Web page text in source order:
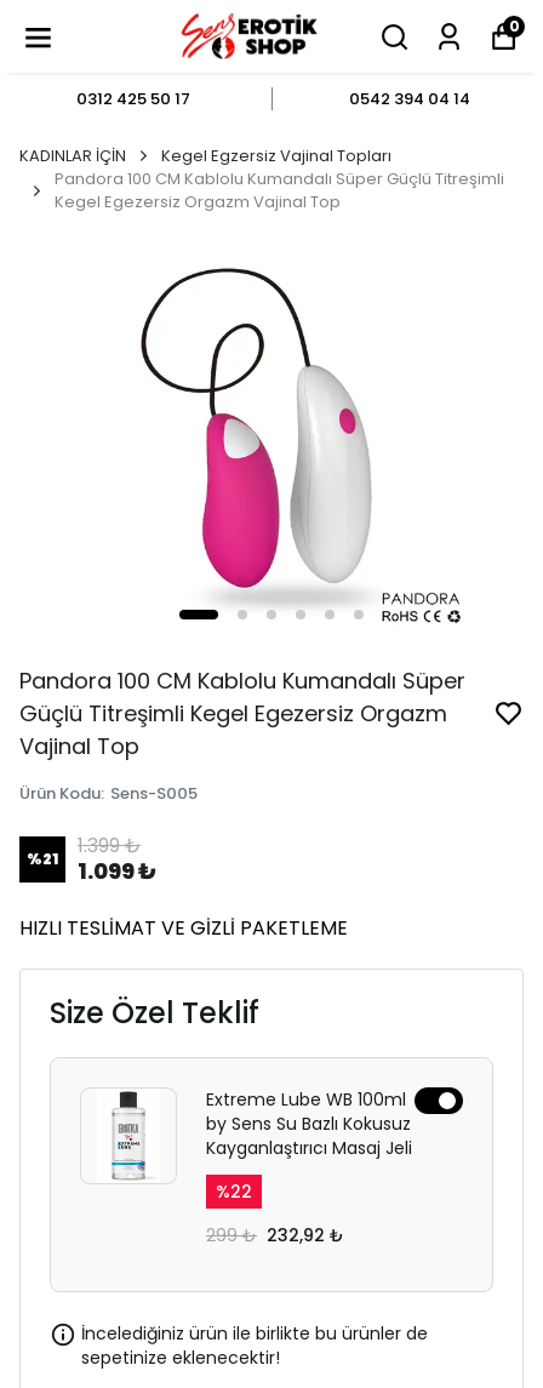
0
0312 425 50 17 0542 394 04 14
KADINLAR İÇİN
Kegel Egzersiz Vajinal Topları
Pandora 100 CM Kablolu Kumandalı Süper Güçlü Titreşimli
Kegel Egezersiz Orgazm Vajinal Top
Pandora 100 CM Kablolu Kumandalı Süper
Güçlü Titreşimli Kegel Egezersiz Orgazm
Vajinal Top
Ürün Kodu: Sens-S005
%21 1.399 ₺
1.099 ₺
HIZLI TESLİMAT VE GİZLİ PAKETLEME
Size Özel Teklif
Extreme Lube WB 100ml
by Sens Su Bazlı Kokusuz
Kayganlaştırıcı Masaj Jeli
%22
299 ₺ 232,92 ₺
İncelediğiniz ürün ile birlikte bu ürünler de
sepetinize eklenecektir!